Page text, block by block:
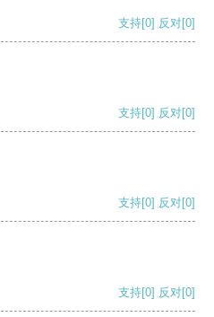
支持[0] 反对[0]
支持[0] 反对[0]
支持[0] 反对[0]
支持[0] 反对[0]